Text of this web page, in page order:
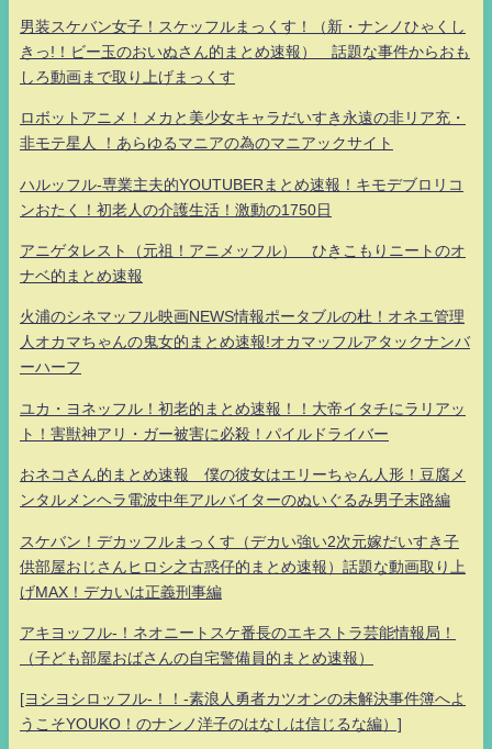
男装スケバン女子！スケッフルまっくす！（新・ナンノひゃくし
きっ!！ビー玉のおいぬさん的まとめ速報） 話題な事件からおも
しろ動画まで取り上げまっくす
ロボットアニメ！メカと美少女キャラだいすき永遠の非リア充・
非モテ星人 ！あらゆるマニアの為のマニアックサイト
ハルッフル-専業主夫的YOUTUBERまとめ速報！キモデブロリコ
ンおたく！初老人の介護生活！激動の1750日
アニゲタレスト（元祖！アニメッフル） ひきこもりニートのオ
ナベ的まとめ速報
火浦のシネマッフル映画NEWS情報ポータブルの杜！オネエ管理
人オカマちゃんの鬼女的まとめ速報!オカマッフルアタックナンバ
ーハーフ
ユカ・ヨネッフル！初老的まとめ速報！！大帝イタチにラリアッ
ト！害獣神アリ・ガー被害に必殺！パイルドライバー
おネコさん的まとめ速報 僕の彼女はエリーちゃん人形！豆腐メ
ンタルメンヘラ電波中年アルバイターのぬいぐるみ男子末路編
スケバン！デカッフルまっくす（デカい強い2次元嫁だいすき子
供部屋おじさんヒロシ之古惑仔的まとめ速報）話題な動画取り上
げMAX！デカいは正義刑事編
アキヨッフル-！ネオニートスケ番長のエキストラ芸能情報局！
（子ども部屋おばさんの自宅警備員的まとめ速報）
[ヨシヨシロッフル-！！-素浪人勇者カツオンの未解決事件簿へよ
うこそYOUKO！のナンノ洋子のはなしは信じるな編）]